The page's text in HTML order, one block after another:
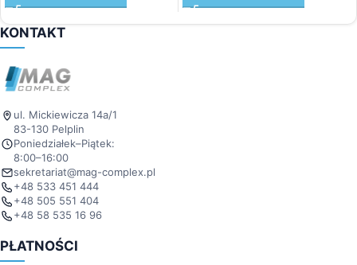
KONTAKT
ul. Mickiewicza 14a/1
83-130 Pelplin
Poniedziałek–Piątek:
8:00–16:00
sekretariat@mag-complex.pl
+48 533 451 444
+48 505 551 404
+48 58 535 16 96
PŁATNOŚCI